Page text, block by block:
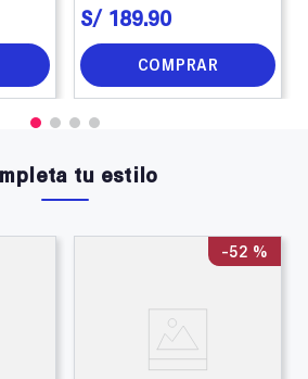
S/ 189.90
COMPRAR
tu estilo
-52 %